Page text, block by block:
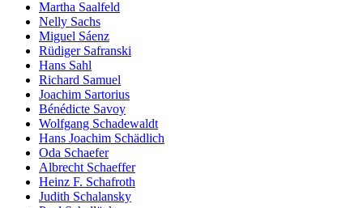
Martha Saalfeld
Nelly Sachs
Miguel Sáenz
Rüdiger Safranski
Hans Sahl
Richard Samuel
Joachim Sartorius
Bénédicte Savoy
Wolfgang Schadewaldt
Hans Joachim Schädlich
Oda Schaefer
Albrecht Schaeffer
Heinz F. Schafroth
Judith Schalansky